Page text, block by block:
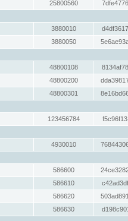
25800560
3880010
3880050
48800108
48800200
48800301
123456784
4930010
586600
586610
586620
586630